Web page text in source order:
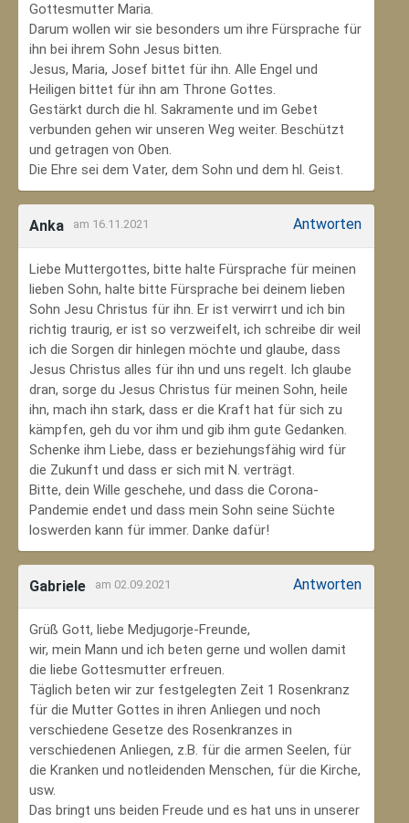
Gottesmutter Maria.
Darum wollen wir sie besonders um ihre Fürsprache für
ihn bei ihrem Sohn Jesus bitten.
Jesus, Maria, Josef bittet für ihn. Alle Engel und
Heiligen bittet für ihn am Throne Gottes.
Gestärkt durch die hl. Sakramente und im Gebet
verbunden gehen wir unseren Weg weiter. Beschützt
und getragen von Oben.
Die Ehre sei dem Vater, dem Sohn und dem hl. Geist.
Anka am 16.11.2021 Antworten
Liebe Muttergottes, bitte halte Fürsprache für meinen
lieben Sohn, halte bitte Fürsprache bei deinem lieben
Sohn Jesu Christus für ihn. Er ist verwirrt und ich bin
richtig traurig, er ist so verzweifelt, ich schreibe dir weil
ich die Sorgen dir hinlegen möchte und glaube, dass
Jesus Christus alles für ihn und uns regelt. Ich glaube
dran, sorge du Jesus Christus für meinen Sohn‚ heile
ihn, mach ihn stark, dass er die Kraft hat für sich zu
kämpfen, geh du vor ihm und gib ihm gute Gedanken.
Schenke ihm Liebe, dass er beziehungsfähig wird für
die Zukunft und dass er sich mit N. verträgt.
Bitte, dein Wille geschehe, und dass die Corona-
Pandemie endet und dass mein Sohn seine Süchte
loswerden kann für immer. Danke dafür!
Gabriele am 02.09.2021 Antworten
Grüß Gott, liebe Medjugorje-Freunde,
wir, mein Mann und ich beten gerne und wollen damit
die liebe Gottesmutter erfreuen.
Täglich beten wir zur festgelegten Zeit 1 Rosenkranz
für die Mutter Gottes in ihren Anliegen und noch
verschiedene Gesetze des Rosenkranzes in
verschiedenen Anliegen, z.B. für die armen Seelen, für
die Kranken und notleidenden Menschen, für die Kirche,
usw.
Das bringt uns beiden Freude und es hat uns in unserer